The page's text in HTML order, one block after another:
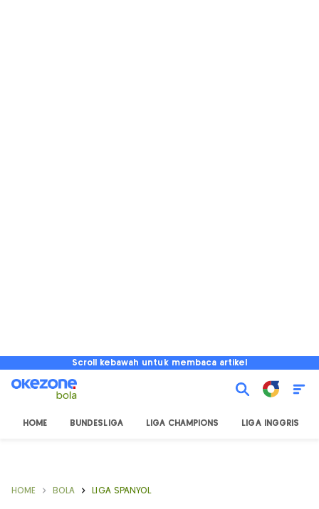
Scroll kebawah untuk membaca artikel
HOME BUNDESLIGA LIGA CHAMPIONS LIGA INGGRIS
HOME BOLA LIGA SPANYOL